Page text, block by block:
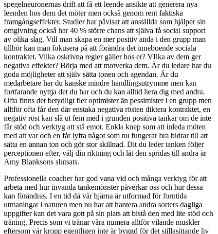
spegelneuronernas drift att få ett leende ansikte att generera nya
leenden hos dem det möter men också genom rent faktiska
framgångseffekter. Studier har påvisat att anställda som hjälper sin
omgivning också har 40 % större chans att själva få social support
av olika slag. Vill man skapa en mer positiv anda i den grupp man
tillhör kan man fokusera på att förändra det inneboende sociala
kontraktet. Vilka oskrivna regler gäller hos er? VIlka av dem ger
negativa effekter? Börja med att motverka dem. Är du ledare har du
goda möjligheter att själv sätta tonen och agendan. Är du
medarbetare har du kanske mindre handlingsutrymme men kan
fortfarande nyttja det du har och du kan alltid liera dig med andra.
Ofta finns det betydligt fler optimister än pessimister i en grupp men
alltför ofta får den där enstaka negativa rösten diktera kontraktet, en
negativ röst kan slå ut fem med i grunden positiva tankar om de inte
får stöd och verktyg att stå emot. Enkla knep som att inleda möten
med att var och en får lyfta något som nu fungerar bra bidrar till att
sätta en annan ton och gör stor skillnad. Dit du leder tanken följer
perceptionen efter, välj din riktning och låt den spridas till andra är
Amy Blanksons slutsats.
Professionella coacher har god vana vid och många verktyg för att
arbeta med hur invanda tankemönster påverkar oss och hur dessa
kan förändras. I en tid då vår hjärna är utformad för forntida
utmaningar i naturen men nu har att hantera andra sorters dagliga
uppgifter kan det vara gott på sin plats att bistå den med lite stöd och
träning. Precis som vi tränar våra numera alltför vilande muskler
eftersom vår kropp egentligen inte är byggd för det stillasittande liv